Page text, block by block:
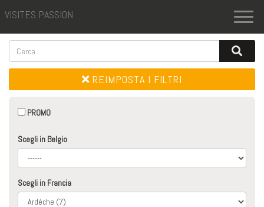
VISITES PASSION
REIMPOSTA I FILTRI
PROMO
Scegli in Belgio
Scegli in Francia